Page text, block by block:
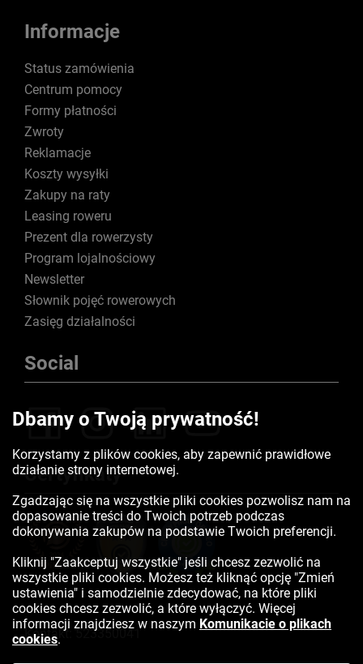
Informacje
Status zamówienia
Centrum pomocy
Formy płatności
Zwroty
Reklamacje
Koszty wysyłki
Zakupy na raty
Leasing roweru
Prezent dla rowerzysty
Program lojalnościowy
Newsletter
Słownik pojęć rowerowych
Zasięg działalności
Social
Certyfikaty
Kontakt:523350041
Dbamy o Twoją prywatność!
Korzystamy z plików cookies, aby zapewnić prawidłowe
działanie strony internetowej.
Zgadzając się na wszystkie pliki cookies pozwolisz nam na
dopasowanie treści do Twoich potrzeb podczas
dokonywania zakupów na podstawie Twoich preferencji.
Kliknij "Zaakceptuj wszystkie" jeśli chcesz zezwolić na
wszystkie pliki cookies. Możesz też kliknąć opcję "Zmień
ustawienia" i samodzielnie zdecydować, na które pliki
cookies chcesz zezwolić, a które wyłączyć. Więcej
informacji znajdziesz w naszym Komunikacie o plikach
cookies.